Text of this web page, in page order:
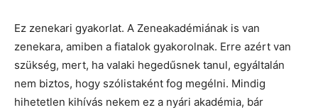
Ez zenekari gyakorlat. A Zeneakadémiának is van
zenekara, amiben a fiatalok gyakorolnak. Erre azért van
szükség, mert, ha valaki hegedűsnek tanul, egyáltalán
nem biztos, hogy szólistaként fog megélni. Mindig
hihetetlen kihívás nekem ez a nyári akadémia, bár